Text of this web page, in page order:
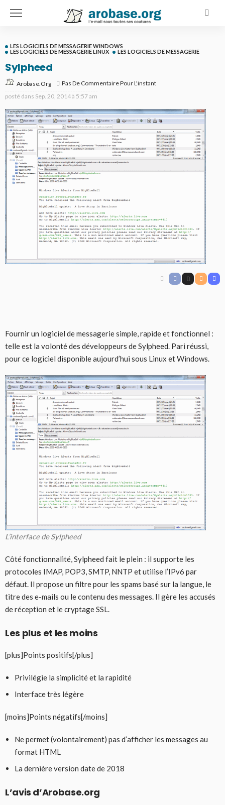
LES LOGICIELS DE MESSAGERIE WINDOWS
LES LOGICIELS DE MESSAGERIE LINUX
LES LOGICIELS DE MESSAGERIE
Sylpheed
Arobase.org
Pas De Commentaire Pour L'instant
posté dans Sep. 20, 2014 à 5:57 am
Fournir un logiciel de messagerie simple, rapide et fonctionnel :
telle est la volonté des développeurs de Sylpheed. Pari réussi,
pour ce logiciel disponible aujourd’hui sous Linux et Windows.
L’interface de Sylpheed
Côté fonctionnalité, Sylpheed fait le plein : il supporte les
protocoles IMAP, POP3, SMTP, NNTP et utilise l’IPv6 par
défaut. Il propose un filtre pour les spams basé sur la langue, le
titre des e-mails ou le contenu des messages. Il gère les accusés
de réception et le cryptage SSL.
Les plus et les moins
[plus]Points positifs[/plus]
Privilégie la simplicité et la rapidité
Interface très légère
[moins]Points négatifs[/moins]
Ne permet (volontairement) pas d’afficher les messages au
format HTML
La dernière version date de 2018
L’avis d’Arobase.org